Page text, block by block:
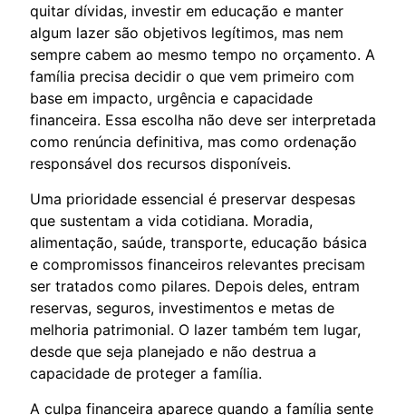
quitar dívidas, investir em educação e manter
algum lazer são objetivos legítimos, mas nem
sempre cabem ao mesmo tempo no orçamento. A
família precisa decidir o que vem primeiro com
base em impacto, urgência e capacidade
financeira. Essa escolha não deve ser interpretada
como renúncia definitiva, mas como ordenação
responsável dos recursos disponíveis.
Uma prioridade essencial é preservar despesas
que sustentam a vida cotidiana. Moradia,
alimentação, saúde, transporte, educação básica
e compromissos financeiros relevantes precisam
ser tratados como pilares. Depois deles, entram
reservas, seguros, investimentos e metas de
melhoria patrimonial. O lazer também tem lugar,
desde que seja planejado e não destrua a
capacidade de proteger a família.
A culpa financeira aparece quando a família sente